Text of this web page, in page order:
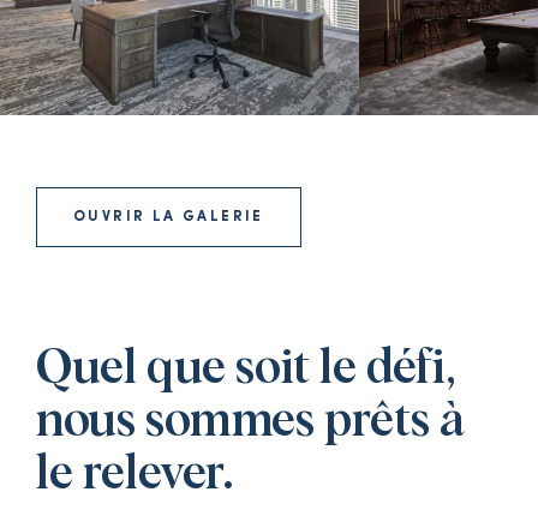
OUVRIR LA GALERIE
Quel que soit le défi,
nous sommes prêts à
le relever.